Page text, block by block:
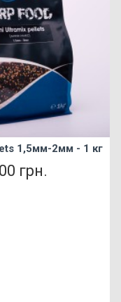
1,5мм-2мм - 1 кг
грн.